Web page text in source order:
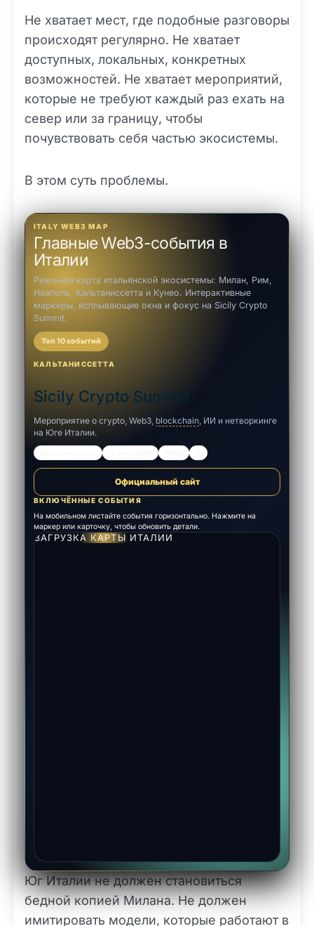
Не хватает мест, где подобные разговоры
происходят регулярно. Не хватает
доступных, локальных, конкретных
возможностей. Не хватает мероприятий,
которые не требуют каждый раз ехать на
север или за границу, чтобы
почувствовать себя частью экосистемы.
В этом суть проблемы.
ITALY WEB3 MAP
Главные Web3-события в
Италии
Реальная карта итальянской экосистемы: Милан, Рим,
Неаполь, Кальтаниссетта и Кунео. Интерактивные
маркеры, всплывающие окна и фокус на Sicily Crypto
Summit.
Топ 10 событий
ЗАГРУЗКА КАРТЫ ИТАЛИИ
КАЛЬТАНИССЕТТА
Sicily Crypto Summit
Мероприятие о crypto, Web3, blockchain, ИИ и нетворкинге
на Юге Италии.
Официальный сайт
ВКЛЮЧЁННЫЕ СОБЫТИЯ
На мобильном листайте события горизонтально. Нажмите на
маркер или карточку, чтобы обновить детали.
Юг Италии не должен становиться
бедной копией Милана. Не должен
имитировать модели, которые работают в